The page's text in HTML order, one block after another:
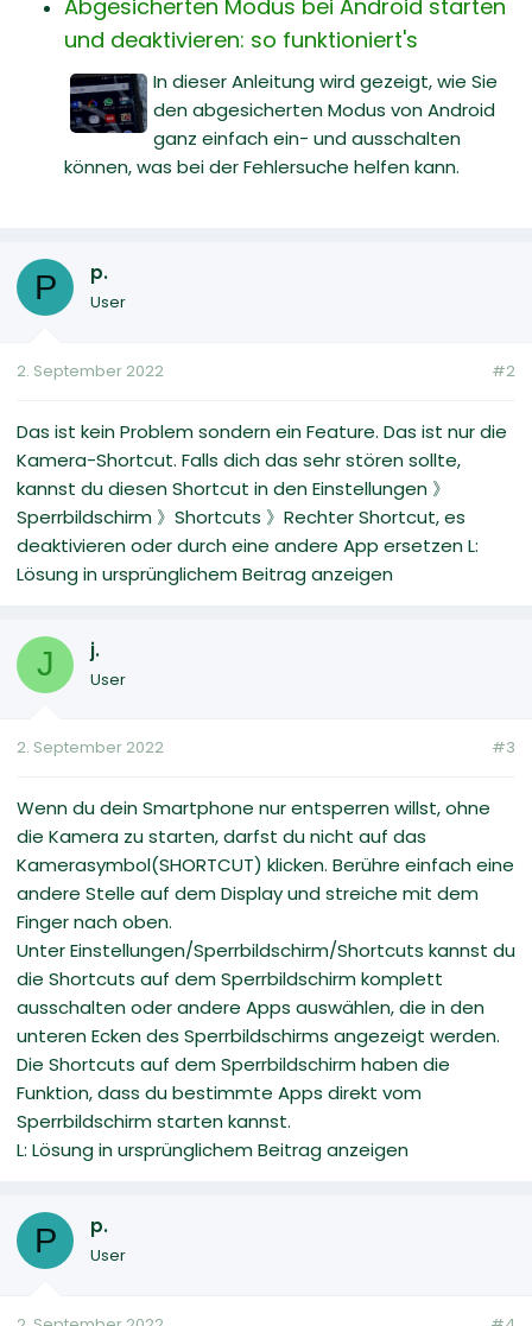
Abgesicherten Modus bei Android starten
und deaktivieren: so funktioniert's
In dieser Anleitung wird gezeigt, wie Sie
den abgesicherten Modus von Android
ganz einfach ein- und ausschalten
können, was bei der Fehlersuche helfen kann.
P p.
User
2. September 2022 #2
Das ist kein Problem sondern ein Feature. Das ist nur die
Kamera-Shortcut. Falls dich das sehr stören sollte,
kannst du diesen Shortcut in den Einstellungen 》
Sperrbildschirm 》Shortcuts 》Rechter Shortcut, es
deaktivieren oder durch eine andere App ersetzen L:
Lösung in ursprünglichem Beitrag anzeigen
J j.
User
2. September 2022 #3
Wenn du dein Smartphone nur entsperren willst, ohne
die Kamera zu starten, darfst du nicht auf das
Kamerasymbol(SHORTCUT) klicken. Berühre einfach eine
andere Stelle auf dem Display und streiche mit dem
Finger nach oben.
Unter Einstellungen/Sperrbildschirm/Shortcuts kannst du
die Shortcuts auf dem Sperrbildschirm komplett
ausschalten oder andere Apps auswählen, die in den
unteren Ecken des Sperrbildschirms angezeigt werden.
Die Shortcuts auf dem Sperrbildschirm haben die
Funktion, dass du bestimmte Apps direkt vom
Sperrbildschirm starten kannst.
L: Lösung in ursprünglichem Beitrag anzeigen
P p.
User